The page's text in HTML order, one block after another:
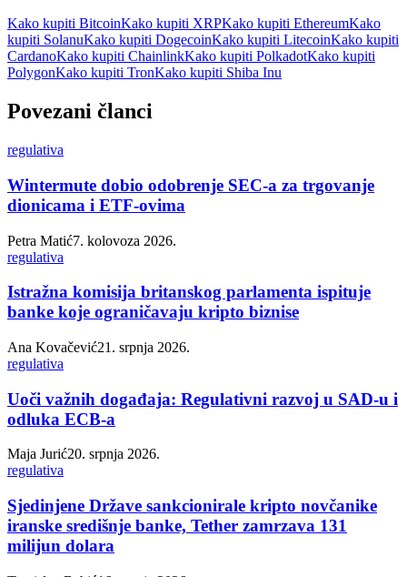
Kako kupiti BitcoinKako kupiti XRPKako kupiti EthereumKako
kupiti SolanuKako kupiti DogecoinKako kupiti LitecoinKako kupiti
CardanoKako kupiti ChainlinkKako kupiti PolkadotKako kupiti
PolygonKako kupiti TronKako kupiti Shiba Inu
Povezani članci
regulativa
Wintermute dobio odobrenje SEC-a za trgovanje
dionicama i ETF-ovima
Petra Matić7. kolovoza 2026.
regulativa
Istražna komisija britanskog parlamenta ispituje
banke koje ograničavaju kripto biznise
Ana Kovačević21. srpnja 2026.
regulativa
Uoči važnih događaja: Regulativni razvoj u SAD-u i
odluka ECB-a
Maja Jurić20. srpnja 2026.
regulativa
Sjedinjene Države sankcionirale kripto novčanike
iranske središnje banke, Tether zamrzava 131
milijun dolara